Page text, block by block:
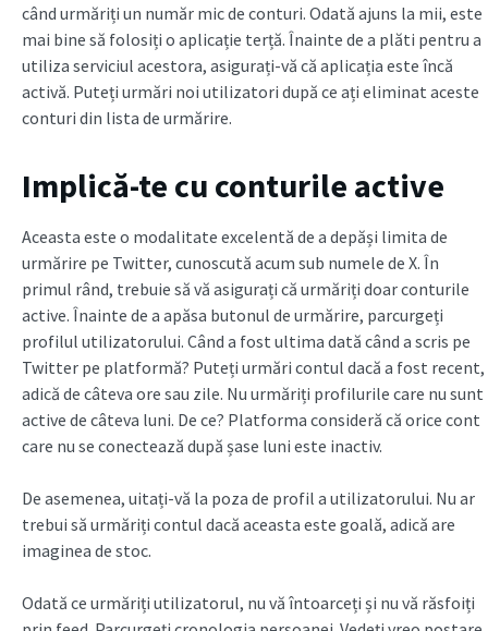
când urmăriți un număr mic de conturi. Odată ajuns la mii, este
mai bine să folosiți o aplicație terță. Înainte de a plăti pentru a
utiliza serviciul acestora, asigurați-vă că aplicația este încă
activă. Puteți urmări noi utilizatori după ce ați eliminat aceste
conturi din lista de urmărire.
Implică-te cu conturile active
Aceasta este o modalitate excelentă de a depăși limita de
urmărire pe Twitter, cunoscută acum sub numele de X. În
primul rând, trebuie să vă asigurați că urmăriți doar conturile
active. Înainte de a apăsa butonul de urmărire, parcurgeți
profilul utilizatorului. Când a fost ultima dată când a scris pe
Twitter pe platformă? Puteți urmări contul dacă a fost recent,
adică de câteva ore sau zile. Nu urmăriți profilurile care nu sunt
active de câteva luni. De ce? Platforma consideră că orice cont
care nu se conectează după șase luni este inactiv.
De asemenea, uitați-vă la poza de profil a utilizatorului. Nu ar
trebui să urmăriți contul dacă aceasta este goală, adică are
imaginea de stoc.
Odată ce urmăriți utilizatorul, nu vă întoarceți și nu vă răsfoiți